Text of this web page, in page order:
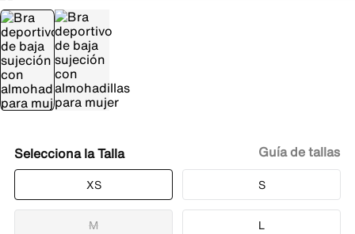
Talla
XS S
M L
Guía de tallas